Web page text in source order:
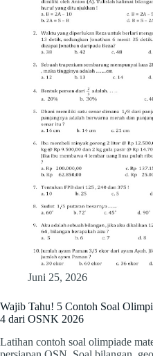
Juni 25, 2026
Wajib Tahu! 5 Contoh Soal
4 dari OSNK 2026
Latihan contoh soal olimpiade